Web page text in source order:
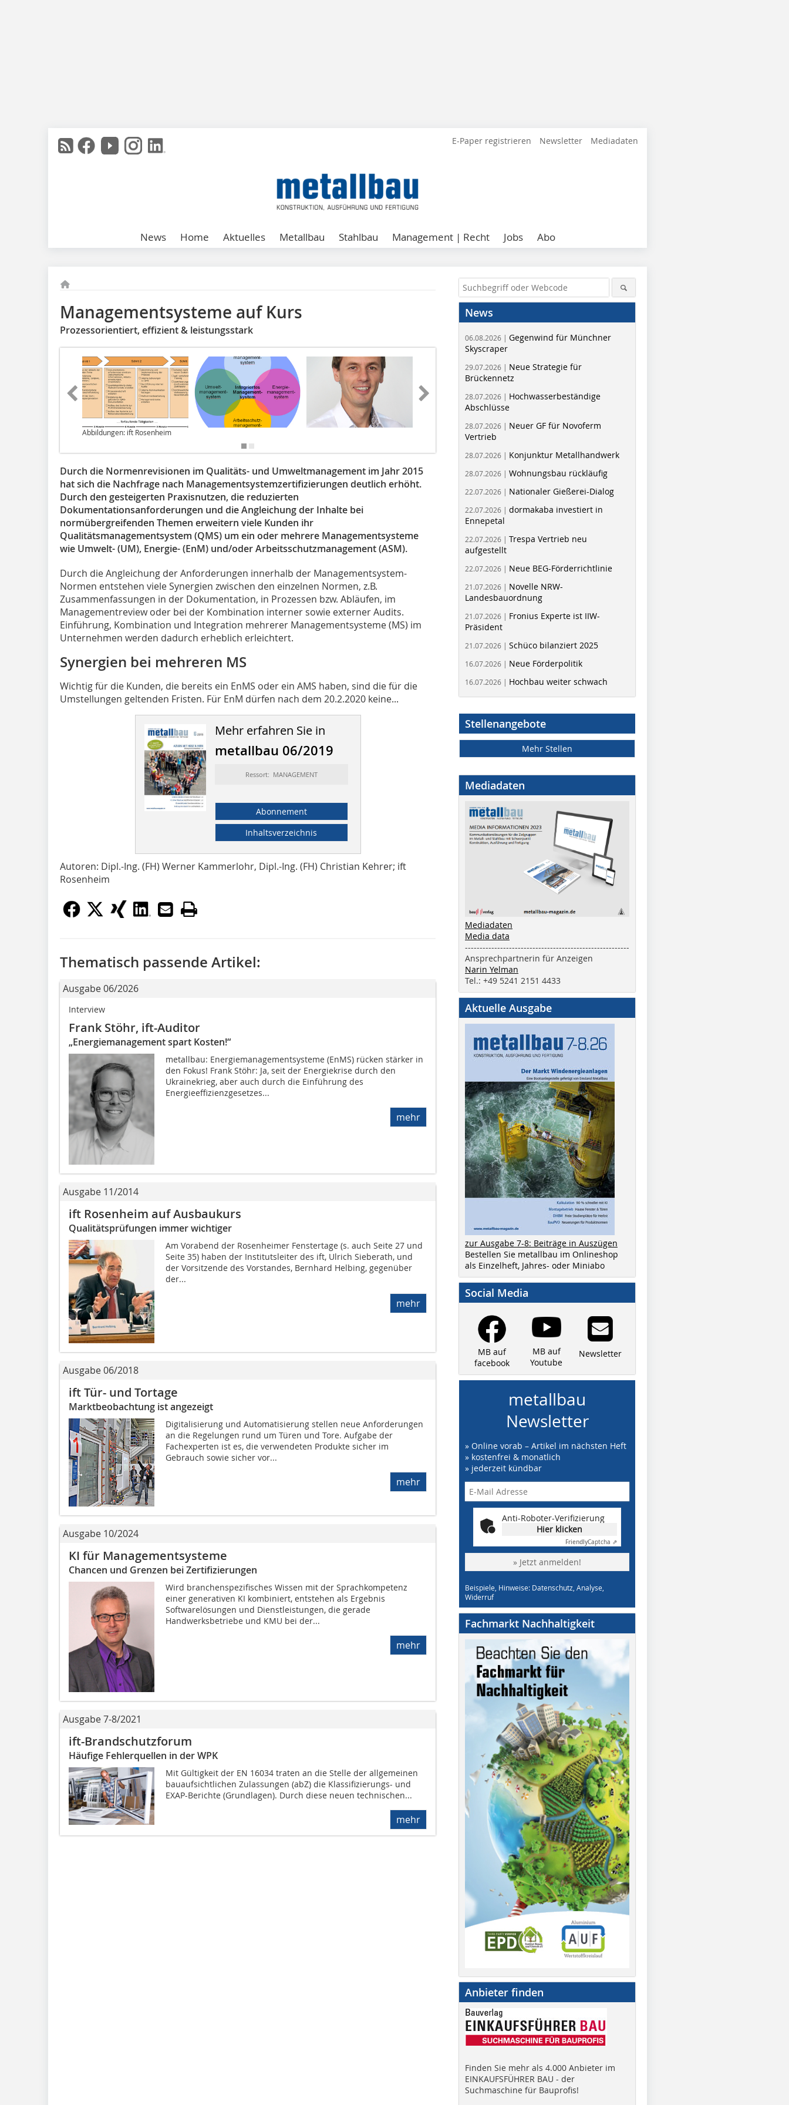
E-Paper registrieren Newsletter Mediadaten
News Home Aktuelles Metallbau Stahlbau Management | Recht Jobs Abo
Managementsysteme auf Kurs
Prozessorientiert, effizient & leistungsstark
Abbildungen: ift Rosenheim
Durch die Normenrevisionen im Qualitäts- und Umweltmanagement im Jahr 2015
hat sich die Nachfrage nach Managementsystemzertifizierungen deutlich erhöht.
Durch den gesteigerten Praxisnutzen, die reduzierten
Dokumentationsanforderungen und die Angleichung der Inhalte bei
normübergreifenden Themen erweitern viele Kunden ihr
Qualitätsmanagementsystem (QMS) um ein oder mehrere Managementsysteme
wie Umwelt- (UM), Energie- (EnM) und/oder Arbeitsschutzmanagement (ASM).
Durch die Angleichung der Anforderungen innerhalb der Managementsystem-
Normen entstehen viele Synergien zwischen den einzelnen Normen, z.B.
Zusammenfassungen in der Dokumentation, in Prozessen bzw. Abläufen, im
Managementreview oder bei der Kombination interner sowie externer Audits.
Einführung, Kombination und Integration mehrerer Managementsysteme (MS) im
Unternehmen werden dadurch erheblich erleichtert.
Synergien bei mehreren MS
Wichtig für die Kunden, die bereits ein EnMS oder ein AMS haben, sind die für die
Umstellungen geltenden Fristen. Für EnM dürfen nach dem 20.2.2020 keine...
Mehr erfahren Sie in
metallbau 06/2019
Ressort: MANAGEMENT
Abonnement
Inhaltsverzeichnis
Autoren: Dipl.-Ing. (FH) Werner Kammerlohr, Dipl.-Ing. (FH) Christian Kehrer; ift
Rosenheim
Thematisch passende Artikel:
Ausgabe 06/2026
Interview
Frank Stöhr, ift-Auditor
„Energiemanagement spart Kosten!“
metallbau: Energiemanagementsysteme (EnMS) rücken stärker in
den Fokus! Frank Stöhr: Ja, seit der Energiekrise durch den
Ukrainekrieg, aber auch durch die Einführung des
Energieeffizienzgesetzes...
mehr
Ausgabe 11/2014
ift Rosenheim auf Ausbaukurs
Qualitätsprüfungen immer wichtiger
Am Vorabend der Rosenheimer Fenstertage (s. auch Seite 27 und
Seite 35) haben der Institutsleiter des ift, Ulrich Sieberath, und
der Vorsitzende des Vorstandes, Bernhard Helbing, gegenüber
der...
mehr
Ausgabe 06/2018
ift Tür- und Tortage
Marktbeobachtung ist angezeigt
Digitalisierung und Automatisierung stellen neue Anforderungen
an die Regelungen rund um Türen und Tore. Aufgabe der
Fachexperten ist es, die verwendeten Produkte sicher im
Gebrauch sowie sicher vor...
mehr
Ausgabe 10/2024
KI für Managementsysteme
Chancen und Grenzen bei Zertifizierungen
Wird branchenspezifisches Wissen mit der Sprachkompetenz
einer generativen KI kombiniert, entstehen als Ergebnis
Softwarelösungen und Dienstleistungen, die gerade
Handwerksbetriebe und KMU bei der...
mehr
Ausgabe 7-8/2021
ift-Brandschutzforum
Häufige Fehlerquellen in der WPK
Mit Gültigkeit der EN 16034 traten an die Stelle der allgemeinen
bauaufsichtlichen Zulassungen (abZ) die Klassifizierungs- und
EXAP-Berichte (Grundlagen). Durch diese neuen technischen...
mehr
News
06.08.2026 | Gegenwind für Münchner
Skyscraper
29.07.2026 | Neue Strategie für
Brückennetz
28.07.2026 | Hochwasserbeständige
Abschlüsse
28.07.2026 | Neuer GF für Novoferm
Vertrieb
28.07.2026 | Konjunktur Metallhandwerk
28.07.2026 | Wohnungsbau rückläufig
22.07.2026 | Nationaler Gießerei-Dialog
22.07.2026 | dormakaba investiert in
Ennepetal
22.07.2026 | Trespa Vertrieb neu
aufgestellt
22.07.2026 | Neue BEG-Förderrichtlinie
21.07.2026 | Novelle NRW-
Landesbauordnung
21.07.2026 | Fronius Experte ist IIW-
Präsident
21.07.2026 | Schüco bilanziert 2025
16.07.2026 | Neue Förderpolitik
16.07.2026 | Hochbau weiter schwach
Stellenangebote
Mehr Stellen
Mediadaten
Mediadaten
Media data
--------------------------------------------------------
Ansprechpartnerin für Anzeigen
Narin Yelman
Tel.: +49 5241 2151 4433
Aktuelle Ausgabe
zur Ausgabe 7-8: Beiträge in Auszügen
Bestellen Sie metallbau im Onlineshop
als Einzelheft, Jahres- oder Miniabo
Social Media
MB auf
facebook
MB auf
Youtube
Newsletter
metallbau
Newsletter
» Online vorab – Artikel im nächsten Heft
» kostenfrei & monatlich
» jederzeit kündbar
Anti-Roboter-Verifizierung
Hier klicken
FriendlyCaptcha ⇗
» Jetzt anmelden!
Beispiele, Hinweise: Datenschutz, Analyse,
Widerruf
Fachmarkt Nachhaltigkeit
Anbieter finden
Finden Sie mehr als 4.000 Anbieter im
EINKAUFSFÜHRER BAU - der
Suchmaschine für Bauprofis!